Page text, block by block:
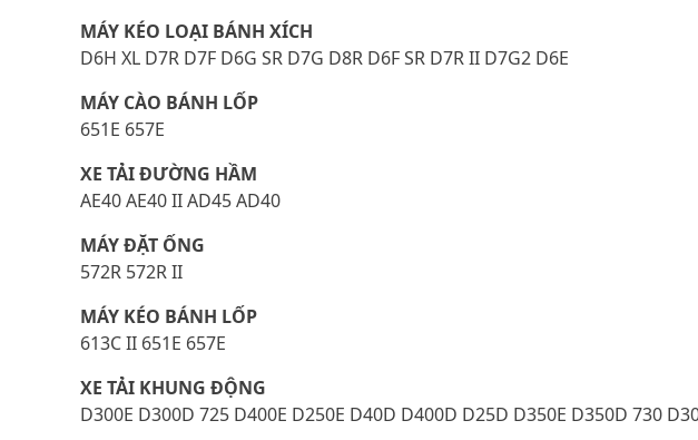
MÁY KÉO LOẠI BÁNH XÍCH
D6H XL D7R D7F D6G SR D7G D8R D6F SR D7R II D7G2 D6E
MÁY CÀO BÁNH LỐP
651E 657E
XE TẢI ĐƯỜNG HẦM
AE40 AE40 II AD45 AD40
MÁY ĐẶT ỐNG
572R 572R II
MÁY KÉO BÁNH LỐP
613C II 651E 657E
XE TẢI KHUNG ĐỘNG
D300E D300D 725 D400E D250E D40D D400D D25D D350E D350D 730